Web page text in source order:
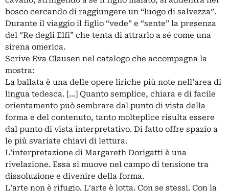
bosco cercando di raggiungere un “luogo di salvezza”.
Durante il viaggio il figlio “vede” e “sente” la presenza
del “Re degli Elfi” che tenta di attrarlo a sé come una
sirena omerica.
Scrive Eva Clausen nel catalogo che accompagna la
mostra:
La ballata è una delle opere liriche più note nell’area di
lingua tedesca. [...] Quanto semplice, chiara e di facile
orientamento può sembrare dal punto di vista della
forma e del contenuto, tanto molteplice risulta essere
dal punto di vista interpretativo. Di fatto offre spazio a
le più svariate chiavi di lettura.
L’interpretazione di Margareth Dorigatti è una
rivelazione. Essa si muove nel campo di tensione tra
dissoluzione e divenire della forma.
L’arte non è rifugio. L’arte è lotta. Con se stessi. Con la